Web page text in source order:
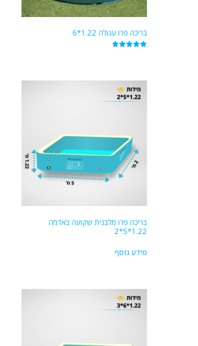
בריכה פרו עגולה 1.22*6
בריכה פרו מלבנית שקועה באדמה
1.22*5*2
מידע נוסף